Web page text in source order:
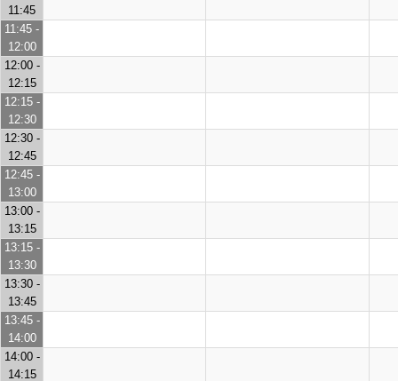
11:45
11:45 -
12:00
12:00 -
12:15
12:15 -
12:30
12:30 -
12:45
12:45 -
13:00
13:00 -
13:15
13:15 -
13:30
13:30 -
13:45
13:45 -
14:00
14:00 -
14:15